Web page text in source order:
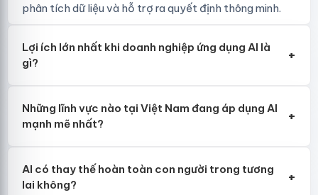
phân tích dữ liệu và hỗ trợ ra quyết định thông minh.
Lợi ích lớn nhất khi doanh nghiệp ứng dụng AI là
gì?
+
Những lĩnh vực nào tại Việt Nam đang áp dụng AI
mạnh mẽ nhất?
+
AI có thay thế hoàn toàn con người trong tương
lai không?
+